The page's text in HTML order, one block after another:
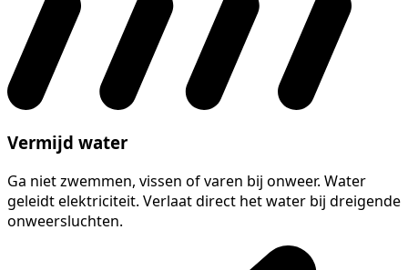
Vermijd water
Ga niet zwemmen, vissen of varen bij onweer. Water
geleidt elektriciteit. Verlaat direct het water bij dreigende
onweersluchten.